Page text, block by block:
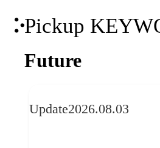
Pickup
Future
Update2026.08.03